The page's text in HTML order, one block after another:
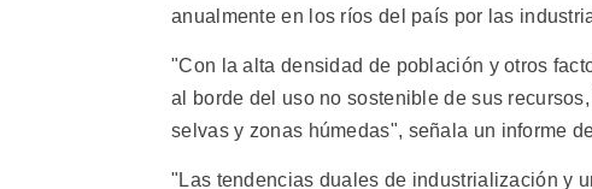
anualmente en los ríos del país por las
"Con la alta densidad de población y otros
al borde del uso no sostenible de sus
selvas y zonas húmedas", señala un informe
"Las tendencias duales de industrialización y